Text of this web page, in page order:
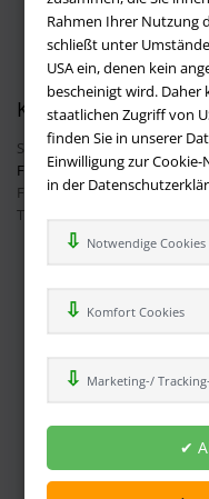
Rahmen Ihrer Nutzung
schließt unter
USA ein, denen kein
bescheinigt wird. Daher
staatlichen Zugriff von
finden Sie in unserer
Einwilligung zur
in der
Notwendige Cookies
Komfort Cookies
Marketing-/
Batteriehinweis
AGB
Datenschutz
Kontakt
Sie haben Fragen?Hier
Fragen.
Fragen per E-Mail:
Telefon: +49 (0)9209 20 23 188
Ihre Vorteile bei
Sicherer Online Shop
Viele Zahlungsmethoden
Zahlweisen